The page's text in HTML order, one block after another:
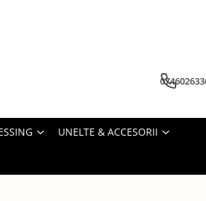
UNELTE & ACCESORII